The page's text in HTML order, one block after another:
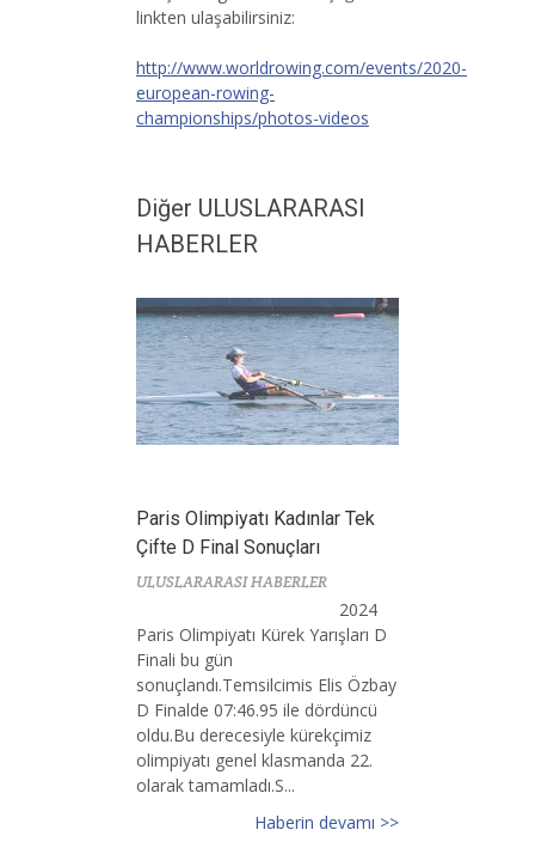
linkten ulaşabilirsiniz:
http://www.worldrowing.com/events/2020-
european-rowing-
championships/photos-videos
Diğer ULUSLARARASI
HABERLER
Paris Olimpiyatı Kadınlar Tek
Çifte D Final Sonuçları
ULUSLARARASI HABERLER
2024
Paris Olimpiyatı Kürek Yarışları D
Finali bu gün
sonuçlandı.Temsilcimis Elis Özbay
D Finalde 07:46.95 ile dördüncü
oldu.Bu derecesiyle kürekçimiz
olimpiyatı genel klasmanda 22.
olarak tamamladı.S...
Haberin devamı >>